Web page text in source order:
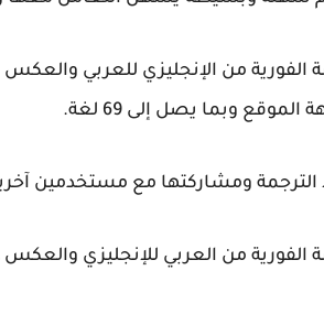
الفورية من الإنجليزي للعربي
وبما يصل إلى 69 لغة.
الترجمة ومشاركتها مع مستخدمين
الفورية من العربي للإنجليزي